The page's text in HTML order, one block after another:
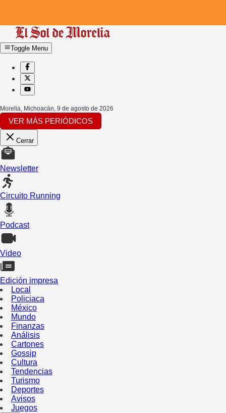
Toggle Menu
Morelia, Michoacán, 9 de agosto de 2026
VER MÁS PERIÓDICOS
Cerrar
Newsletter
Circuito Running
Podcast
Video
Edición impresa
Local
Policiaca
México
Mundo
Finanzas
Análisis
Cartones
Gossip
Cultura
Tendencias
Turismo
Deportes
Avisos
Juegos